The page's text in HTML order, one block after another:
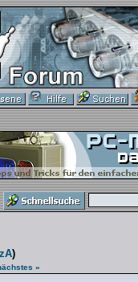
)
»